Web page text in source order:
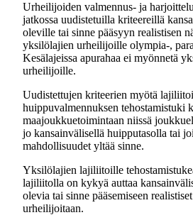
Urheilijoiden valmennus- ja
jatkossa uudistetuilla kriteereillä
oleville tai sinne pääsyyn realistisen
yksilölajien urheilijoille olympia-,
Kesälajeissa apurahaa ei myönnetä
urheilijoille.
Uudistettujen kriteerien myötä
huippuvalmennuksen tehostamistuki
maajoukkuetoimintaan niissä
jo kansainvälisellä huipputasolla tai
mahdollisuudet yltää sinne.
Yksilölajien lajiliitoille
lajiliitolla on kykyä auttaa
olevia tai sinne pääsemiseen
urheilijoitaan.